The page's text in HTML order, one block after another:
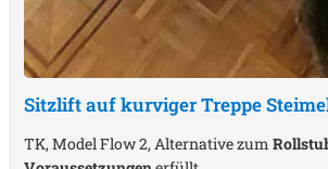
Sitzlift auf kurviger Treppe
TK, Model Flow 2, Alternative zum